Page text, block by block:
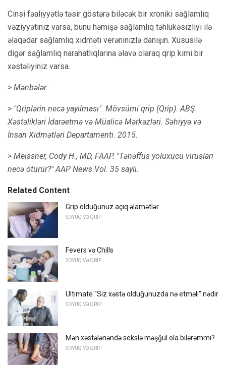
Cinsi fəaliyyətlə təsir göstərə biləcək bir xroniki sağlamlıq
vəziyyətiniz varsa, bunu həmişə sağlamlıq təhlükəsizliyi ilə
əlaqədar sağlamlıq xidməti verəninizlə danışın. Xüsusilə
digər sağlamlıq narahatlıqlarına əlavə olaraq qrip kimi bir
xəstəliyiniz varsa.
> Mənbələr:
> "Qriplərin necə yayılması". Mövsümi qrip (Qrip). ABŞ
Xəstəlikləri İdarəetmə və Müalicə Mərkəzləri. Səhiyyə və
İnsan Xidmətləri Departamenti. 2015.
> Meissner, Cody H., MD, FAAP. "Tənəffüs yoluxucu virusları
necə ötürür?" AAP News Vol. 35 saylı.
Related Content
Grip olduğunuz açıq əlamətlər
SOYUQ VƏ QRIP
Fevers və Chills
SOYUQ VƏ QRIP
Ultimate "Siz xəstə olduğunuzda nə etməli" nədir
SOYUQ VƏ QRIP
Mən xəstələnəndə sekslə məşğul ola bilərəmmi?
SOYUQ VƏ QRIP